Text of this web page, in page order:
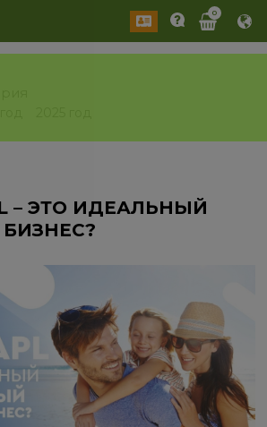
0
– ЭТО ИДЕАЛЬНЫЙ